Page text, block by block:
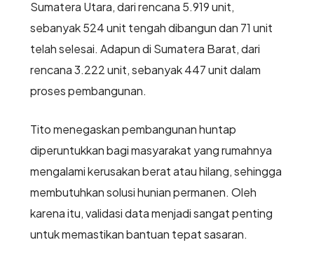
Sumatera Utara, dari rencana 5.919 unit,
sebanyak 524 unit tengah dibangun dan 71 unit
telah selesai. Adapun di Sumatera Barat, dari
rencana 3.222 unit, sebanyak 447 unit dalam
proses pembangunan.
Tito menegaskan pembangunan huntap
diperuntukkan bagi masyarakat yang rumahnya
mengalami kerusakan berat atau hilang, sehingga
membutuhkan solusi hunian permanen. Oleh
karena itu, validasi data menjadi sangat penting
untuk memastikan bantuan tepat sasaran.